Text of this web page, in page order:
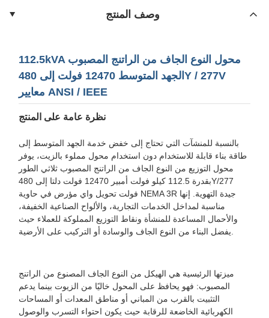
وصف المنتج
112.5kVA محول النوع الجاف من الراتنج المصبوب
الجهد المتوسط ​​12470 فولت إلى 480Y / 277V
معايير ANSI / IEEE
نظرة عامة على المنتج
بالنسبة للمنشآت التي تحتاج إلى خفض خدمة الجهد المتوسط ​​إلى
طاقة بناء قابلة للاستخدام دون استخدام محول مملوء بالزيت، يوفر
محول التوزيع من النوع الجاف من الراتنج المصبوب ثلاثي الطور
بقدرة 112.5 كيلو فولت أمبير 12470 فولت دلتا إلى 480Y/277
فولت تحويل واي مؤرض في حاوية NEMA 3R جيدة التهوية. إنها
مناسبة لمداخل الخدمات التجارية، والألواح الصناعية الخفيفة،
والأحمال المساعدة للمنشأة ونقاط التوزيع المملوكة للعملاء حيث
ميزتها الرئيسية هي الهيكل من النوع الجاف المصنوع من الراتنج
المصبوب: فهو يحافظ على المحول خاليًا من الزيوت بينما يدعم
التثبيت بالقرب من المباني أو مناطق المعدات أو المساحات
الكهربائية الخاضعة للرقابة حيث يكون احتواء التسرب والوصول